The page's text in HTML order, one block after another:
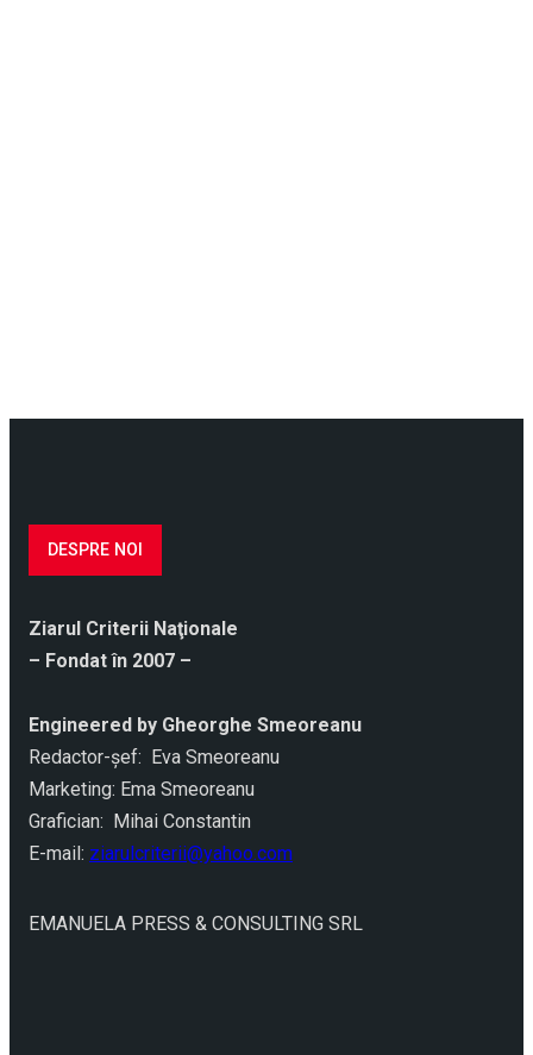
DESPRE NOI
Ziarul Criterii Naţionale
– Fondat în 2007 –
Engineered by Gheorghe Smeoreanu
Redactor-şef: Eva Smeoreanu
Marketing: Ema Smeoreanu
Grafician: Mihai Constantin
E-mail: ziarulcriterii@yahoo.com
EMANUELA PRESS & CONSULTING SRL